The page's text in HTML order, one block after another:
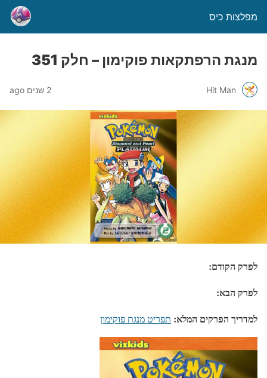
מפלצות כיס
מנגת הרפתקאות פוקימון – חלק 351
Hit Man 2 שנים ago
לפרק הקודם:
לפרק הבא:
למדריך הפרקים המלא: תפריט מנגת פוקימון